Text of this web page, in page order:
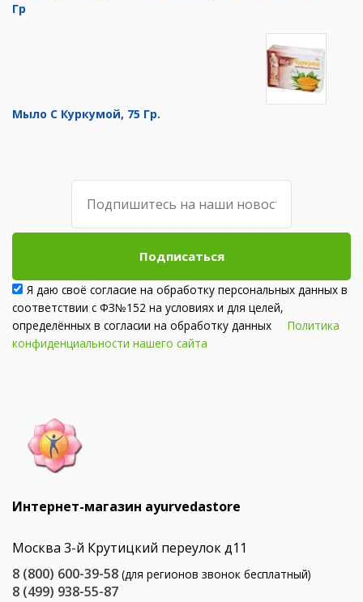
Гр
Мыло С Куркумой, 75 Гр.
Подписаться
Я даю своё согласие на обработку персональных данных в
соответствии с ФЗ№152 на условиях и для целей,
определённых в согласии на обработку данных Политика
конфиденциальности нашего сайта
Интернет-магазин ayurvedastore
Москва 3-й Крутицкий переулок д11
8 (800) 600-39-58 (для регионов звонок бесплатный)
8 (499) 938-55-87